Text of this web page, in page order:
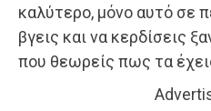
καλύτερο, μόνο αυτό σε
βγεις και να κερδίσεις
που θεωρείς πως τα